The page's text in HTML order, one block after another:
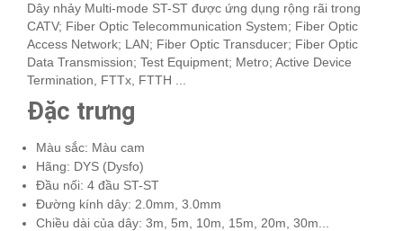
Dây nhảy Multi-mode ST-ST được ứng dụng rộng rãi trong
CATV; Fiber Optic Telecommunication System; Fiber Optic
Access Network; LAN; Fiber Optic Transducer; Fiber Optic
Data Transmission; Test Equipment; Metro; Active Device
Termination, FTTx, FTTH ...
Đặc trưng
Màu sắc: Màu cam
Hãng: DYS (Dysfo)
Đầu nối: 4 đầu ST-ST
Đường kính dây: 2.0mm, 3.0mm
Chiều dài của dây: 3m, 5m, 10m, 15m, 20m, 30m...